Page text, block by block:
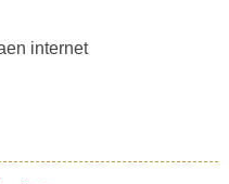
internet